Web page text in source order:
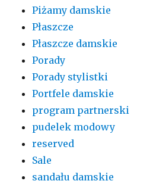
Piżamy damskie
Płaszcze
Płaszcze damskie
Porady
Porady stylistki
Portfele damskie
program partnerski
pudelek modowy
reserved
Sale
sandału damskie